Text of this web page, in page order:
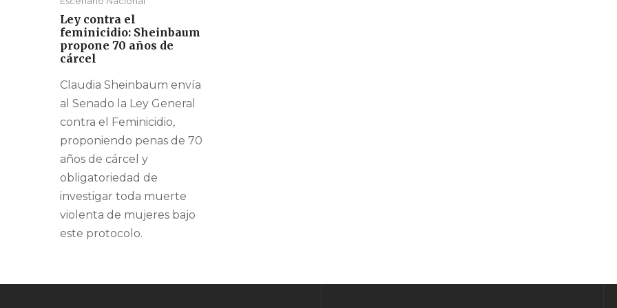
Ley contra el
feminicidio: Sheinbaum
propone 70 años de
cárcel
Claudia Sheinbaum envía
al Senado la Ley General
contra el Feminicidio,
proponiendo penas de 70
años de cárcel y
obligatoriedad de
investigar toda muerte
violenta de mujeres bajo
este protocolo.